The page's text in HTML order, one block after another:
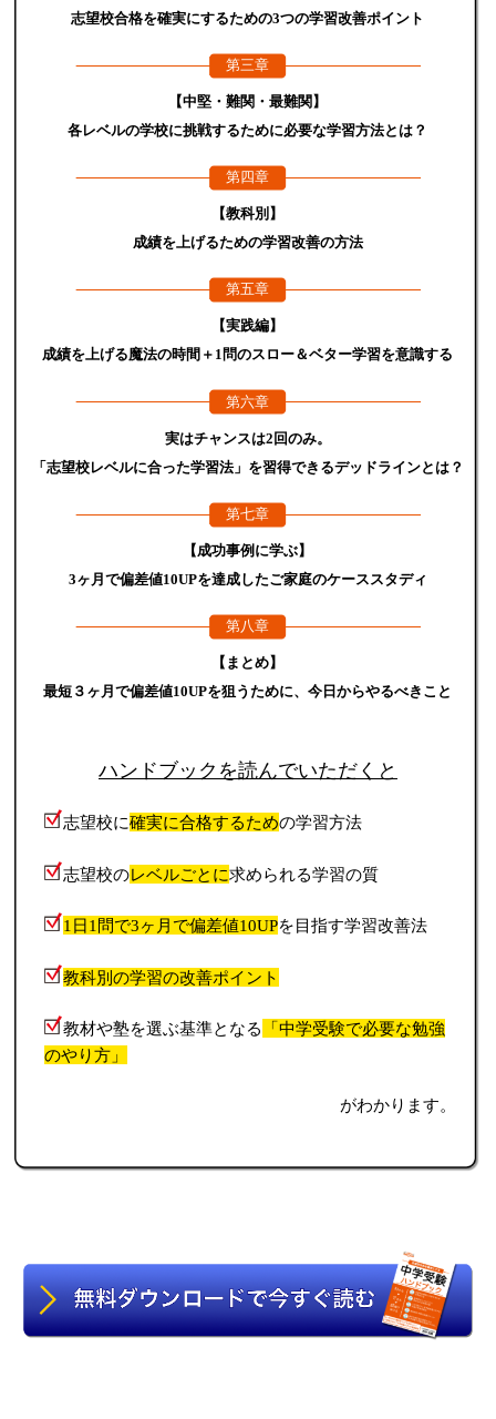
志望校合格を確実にするための3つの学習改善ポイント
第三章
【中堅・難関・最難関】
各レベルの学校に挑戦するために必要な学習方法とは？
第四章
【教科別】
成績を上げるための学習改善の方法
第五章
【実践編】
成績を上げる魔法の時間＋1問のスロー＆ベター学習を意識する
第六章
実はチャンスは2回のみ。
「志望校レベルに合った学習法」を習得できるデッドラインとは？
第七章
【成功事例に学ぶ】
3ヶ月で偏差値10UPを達成したご家庭のケーススタディ
第八章
【まとめ】
最短３ヶ月で偏差値10UPを狙うために、今日からやるべきこと
ハンドブックを読んでいただくと
志望校に確実に合格するための学習方法
志望校のレベルごとに求められる学習の質
1日1問で3ヶ月で偏差値10UPを目指す学習改善法
教科別の学習の改善ポイント
教材や塾を選ぶ基準となる
「中学受験で必要な勉強
のやり方」
がわかります。